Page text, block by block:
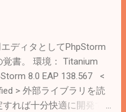
いレンタル...
」を右クリック →
参照するフォルダを選
） ２．voltテンプレート
デフォルトで用意され
ディタとしてPhpStorm
書。 環境： Titanium
8.0 EAP 138.567 <
> 外部ライブラリを読
れば十分快適に開発で